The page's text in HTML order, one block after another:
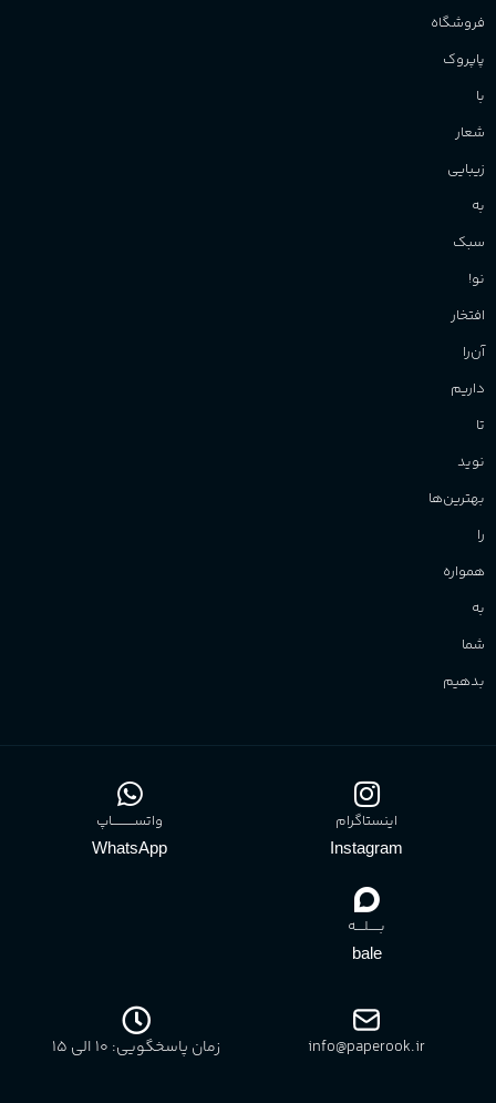
فروشگاه
پاپروک
با
شعار
زیبایی
به
سبک
نو!
افتخار
آن‌را
داریم
تا
نوید
بهترین‌ها
را
همواره
به
شما
بدهیم
اینستاگرام
Instagram
واتســــــــــاپ
WhatsApp
بـــــلــــه
bale
info@paperook.ir زمان پاسخگویی: 10 الی ۱5